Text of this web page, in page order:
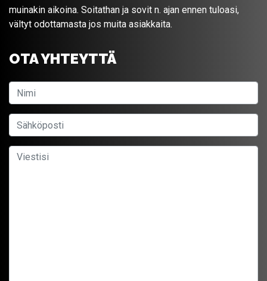
muinakin aikoina. Soitathan ja sovit n. ajan ennen tuloasi,
vältyt odottamasta jos muita asiakkaita.
OTA YHTEYTTÄ